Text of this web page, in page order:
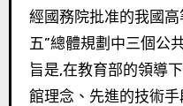
經國務院批准的我國高
五”總體規劃中三個公
旨是,在教育部的領導
館理念、先進的技術